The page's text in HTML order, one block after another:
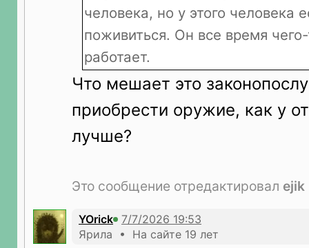
человека, но у этого человека
поживиться. Он все время
работает.
Что мешает это
приобрести оружие, как у
лучше?
Это сообщение отредактировал ejik
YOrick
Ярила • На сайте 19 лет